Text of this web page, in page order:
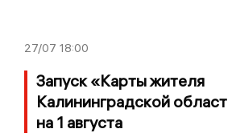
27/07 18:00
Запуск «Карты жителя
Калининградской
на 1 августа